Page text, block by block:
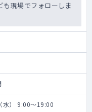
現場でフォローしま
水） 9:00～19:00